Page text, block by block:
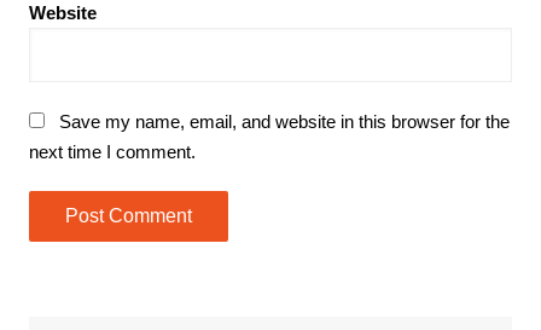
Website
Save my name, email, and website in this browser for the
next time I comment.